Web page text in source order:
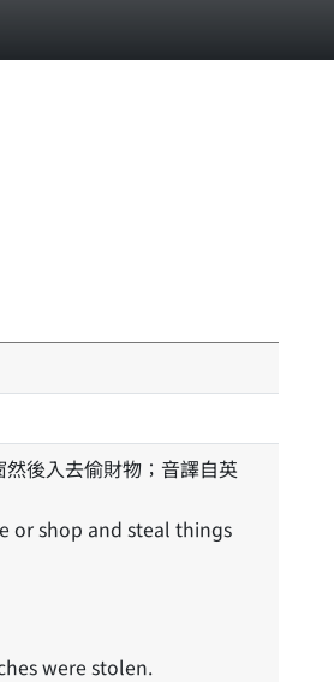
後入去偷財物；音譯自英
or shop and steal things
were stolen.